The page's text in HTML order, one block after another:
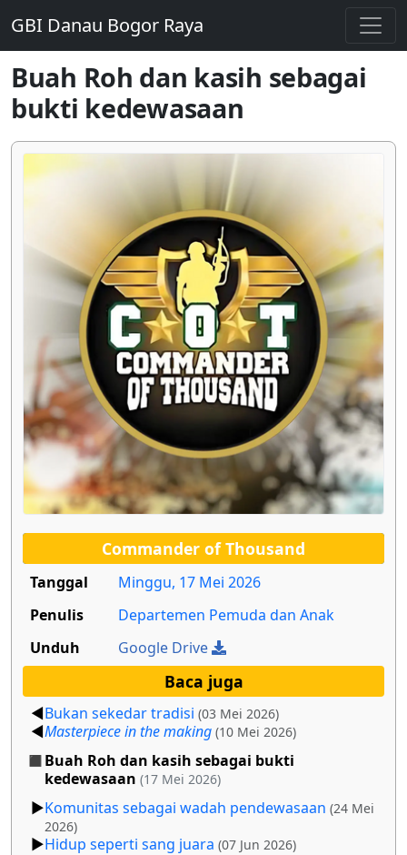
GBI Danau Bogor Raya
Buah Roh dan kasih sebagai
bukti kedewasaan
Commander of Thousand
Tanggal
Minggu, 17 Mei 2026
Penulis
Departemen Pemuda dan Anak
Unduh
Google Drive
Baca juga
Bukan sekedar tradisi (03 Mei 2026)
Masterpiece in the making (10 Mei 2026)
Buah Roh dan kasih sebagai bukti
kedewasaan (17 Mei 2026)
Komunitas sebagai wadah pendewasaan (24 Mei
2026)
Hidup seperti sang juara (07 Jun 2026)